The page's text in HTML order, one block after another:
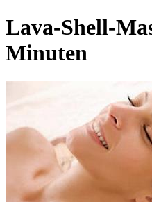
Lava-Shell-
Minuten